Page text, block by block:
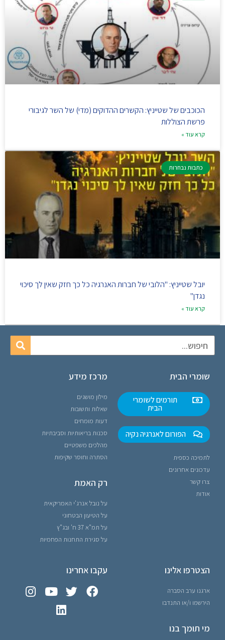
הכוכבים של שטייניץ: הקשרים ההדוקים (מדי) של השר לגיבורי
פרשת הצוללות
קרא עוד »
כתבות נבחרות
יובל שטייניץ: "הלובי של חברות האנרגיה כל כך חזק שאין לך סיכוי
נגדן"
קרא עוד »
שומרי הבית
תורמים לשומרי
הבית
הפורום לאנרגיה נקיה
לתמיכה כספית
עדכונים אחרונים
צרו קשר
אודות
מרכז מידע
מילון מושגים
שאלות ותשובות
דעות מומחים
סכנות בריאותיות וסביבתיות
מהלכים משפטיים
הסתרה וחוסר שקיפות
רק האמת
על נובל אנרג'י האמריקאית
על הטיעון הבטחוני
על תמ"א 37 ח' ובג"ץ
על סגירת התחנות הפחמיות
הצטרפו אלינו
ארגנו ערב הסברה
הירשמו ו/או התנדבו
מי תומך בנו
עקבו אחרינו